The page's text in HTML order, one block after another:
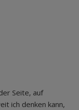
Seite, auf
ich denken kann,